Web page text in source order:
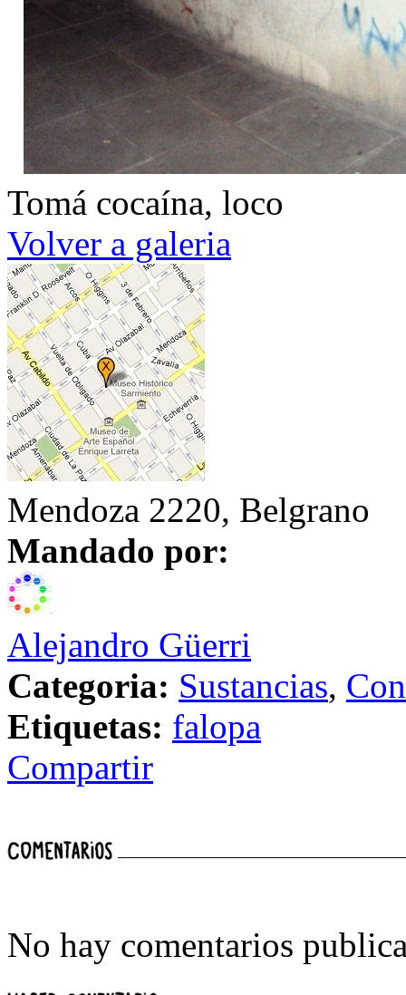
Tomá cocaína, loco
Volver a galeria
Mendoza 2220, Belgrano
Mandado por:
Alejandro Güerri
Categoria: Sustancias,
Etiquetas: falopa
Compartir
No hay comentarios